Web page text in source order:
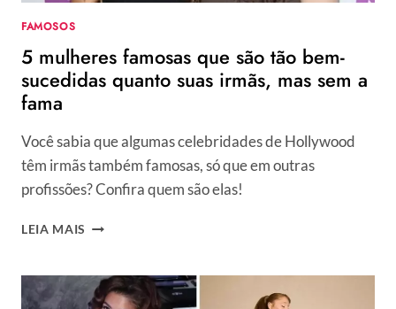
FAMOSOS
5 mulheres famosas que são tão bem-
sucedidas quanto suas irmãs, mas sem a
fama
Você sabia que algumas celebridades de Hollywood
têm irmãs também famosas, só que em outras
profissões? Confira quem são elas!
LEIA MAIS
QUE
SÃO